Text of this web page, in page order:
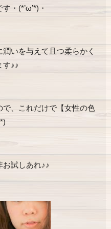
・(*’ω’*)・
いを与えて且つ柔らかく
す♪♪
、これだけで【女性の色
試しあれ♪♪